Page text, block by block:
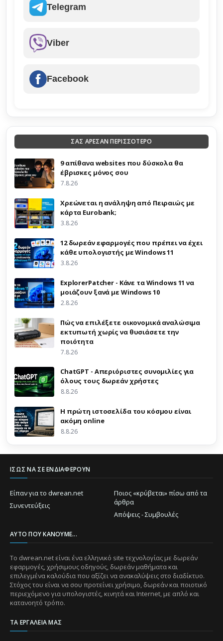
Telegram
Viber
Facebook
ΣΑΣ ΑΡΕΣΑΝ ΠΕΡΙΣΣΟΤΕΡΟ
9 απίθανα websites που δύσκολα θα
έβρισκες μόνος σου
7.8.26
Χρεώνεται η ανάληψη από Πειραιώς με
κάρτα Eurobank;
3.8.26
12 δωρεάν εφαρμογές που πρέπει να έχει
κάθε υπολογιστής με Windows 11
3.8.26
ExplorerPatcher - Κάνε τα Windows 11 να
μοιάζουν ξανά με Windows 10
2.8.26
Πώς να επιλέξετε οικονομικά αναλώσιμα
εκτυπωτή χωρίς να θυσιάσετε την
ποιότητα
7.8.26
ChatGPT - Απεριόριστες συνομιλίες για
όλους τους δωρεάν χρήστες
8.8.26
Η πρώτη ιστοσελίδα του κόσμου είναι
ακόμη online
8.8.26
ΊΣΩΣ ΝΑ ΣΕ ΕΝΔΙΑΦΈΡΟΥΝ
Είπαν για το dwrean.net
Ποιος «κρύβεται» πίσω από τα
άρθρα
Συνεντεύξεις
Απόψεις - Συμβουλές
ΑΥΤΌ ΠΟΥ ΚΆΝΟΥΜΕ...
Το dwrean.net είναι ένα ελληνικό site τεχνολογίας με δωρεάν
εφαρμογές, χρήσιμους οδηγούς, δωρεάν μαθήματα και
επιλεγμένα καλούδια που αξίζει να ανακαλύψεις στο διαδίκτυο.
Στόχος του είναι να σου προτείνει χρήσιμο, δωρεάν και ποιοτικό
περιεχόμενο για υπολογιστές, κινητά και Internet, με απλό και
κατανοητό τρόπο.
ΤΑ ΕΡΓΑΛΕΊΑ ΜΑΣ